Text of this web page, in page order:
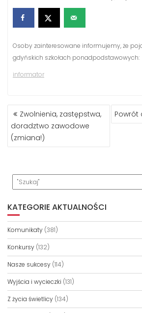
Osoby zainteresowane informujemy, że
gdyńskich szkołach ponadpodstawowych:
informator
NAWIGACJA
WPISU
Zwolnienia, zastępstwa,
doradztwo zawodowe
(zmiana!)
Powrót
KATEGORIE AKTUALNOŚCI
Komunikaty (381)
Konkursy (132)
Nasze sukcesy (114)
Wyjścia i wycieczki (131)
Z życia świetlicy (134)